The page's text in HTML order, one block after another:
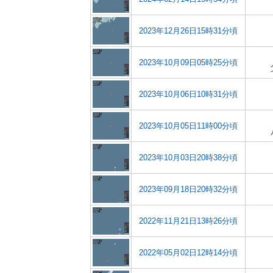
2023年12月26日15時31分頃
2023年10月09日05時25分頃
2023年10月06日10時31分頃
2023年10月05日11時00分頃
2023年10月03日20時38分頃
2023年09月18日20時32分頃
2022年11月21日13時26分頃
2022年05月02日12時14分頃